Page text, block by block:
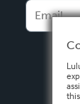
Italiano
Español